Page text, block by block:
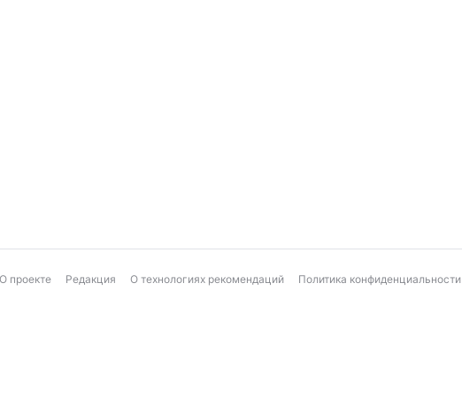
О проекте Редакция О технологиях рекомендаций Политика конфиденциальности